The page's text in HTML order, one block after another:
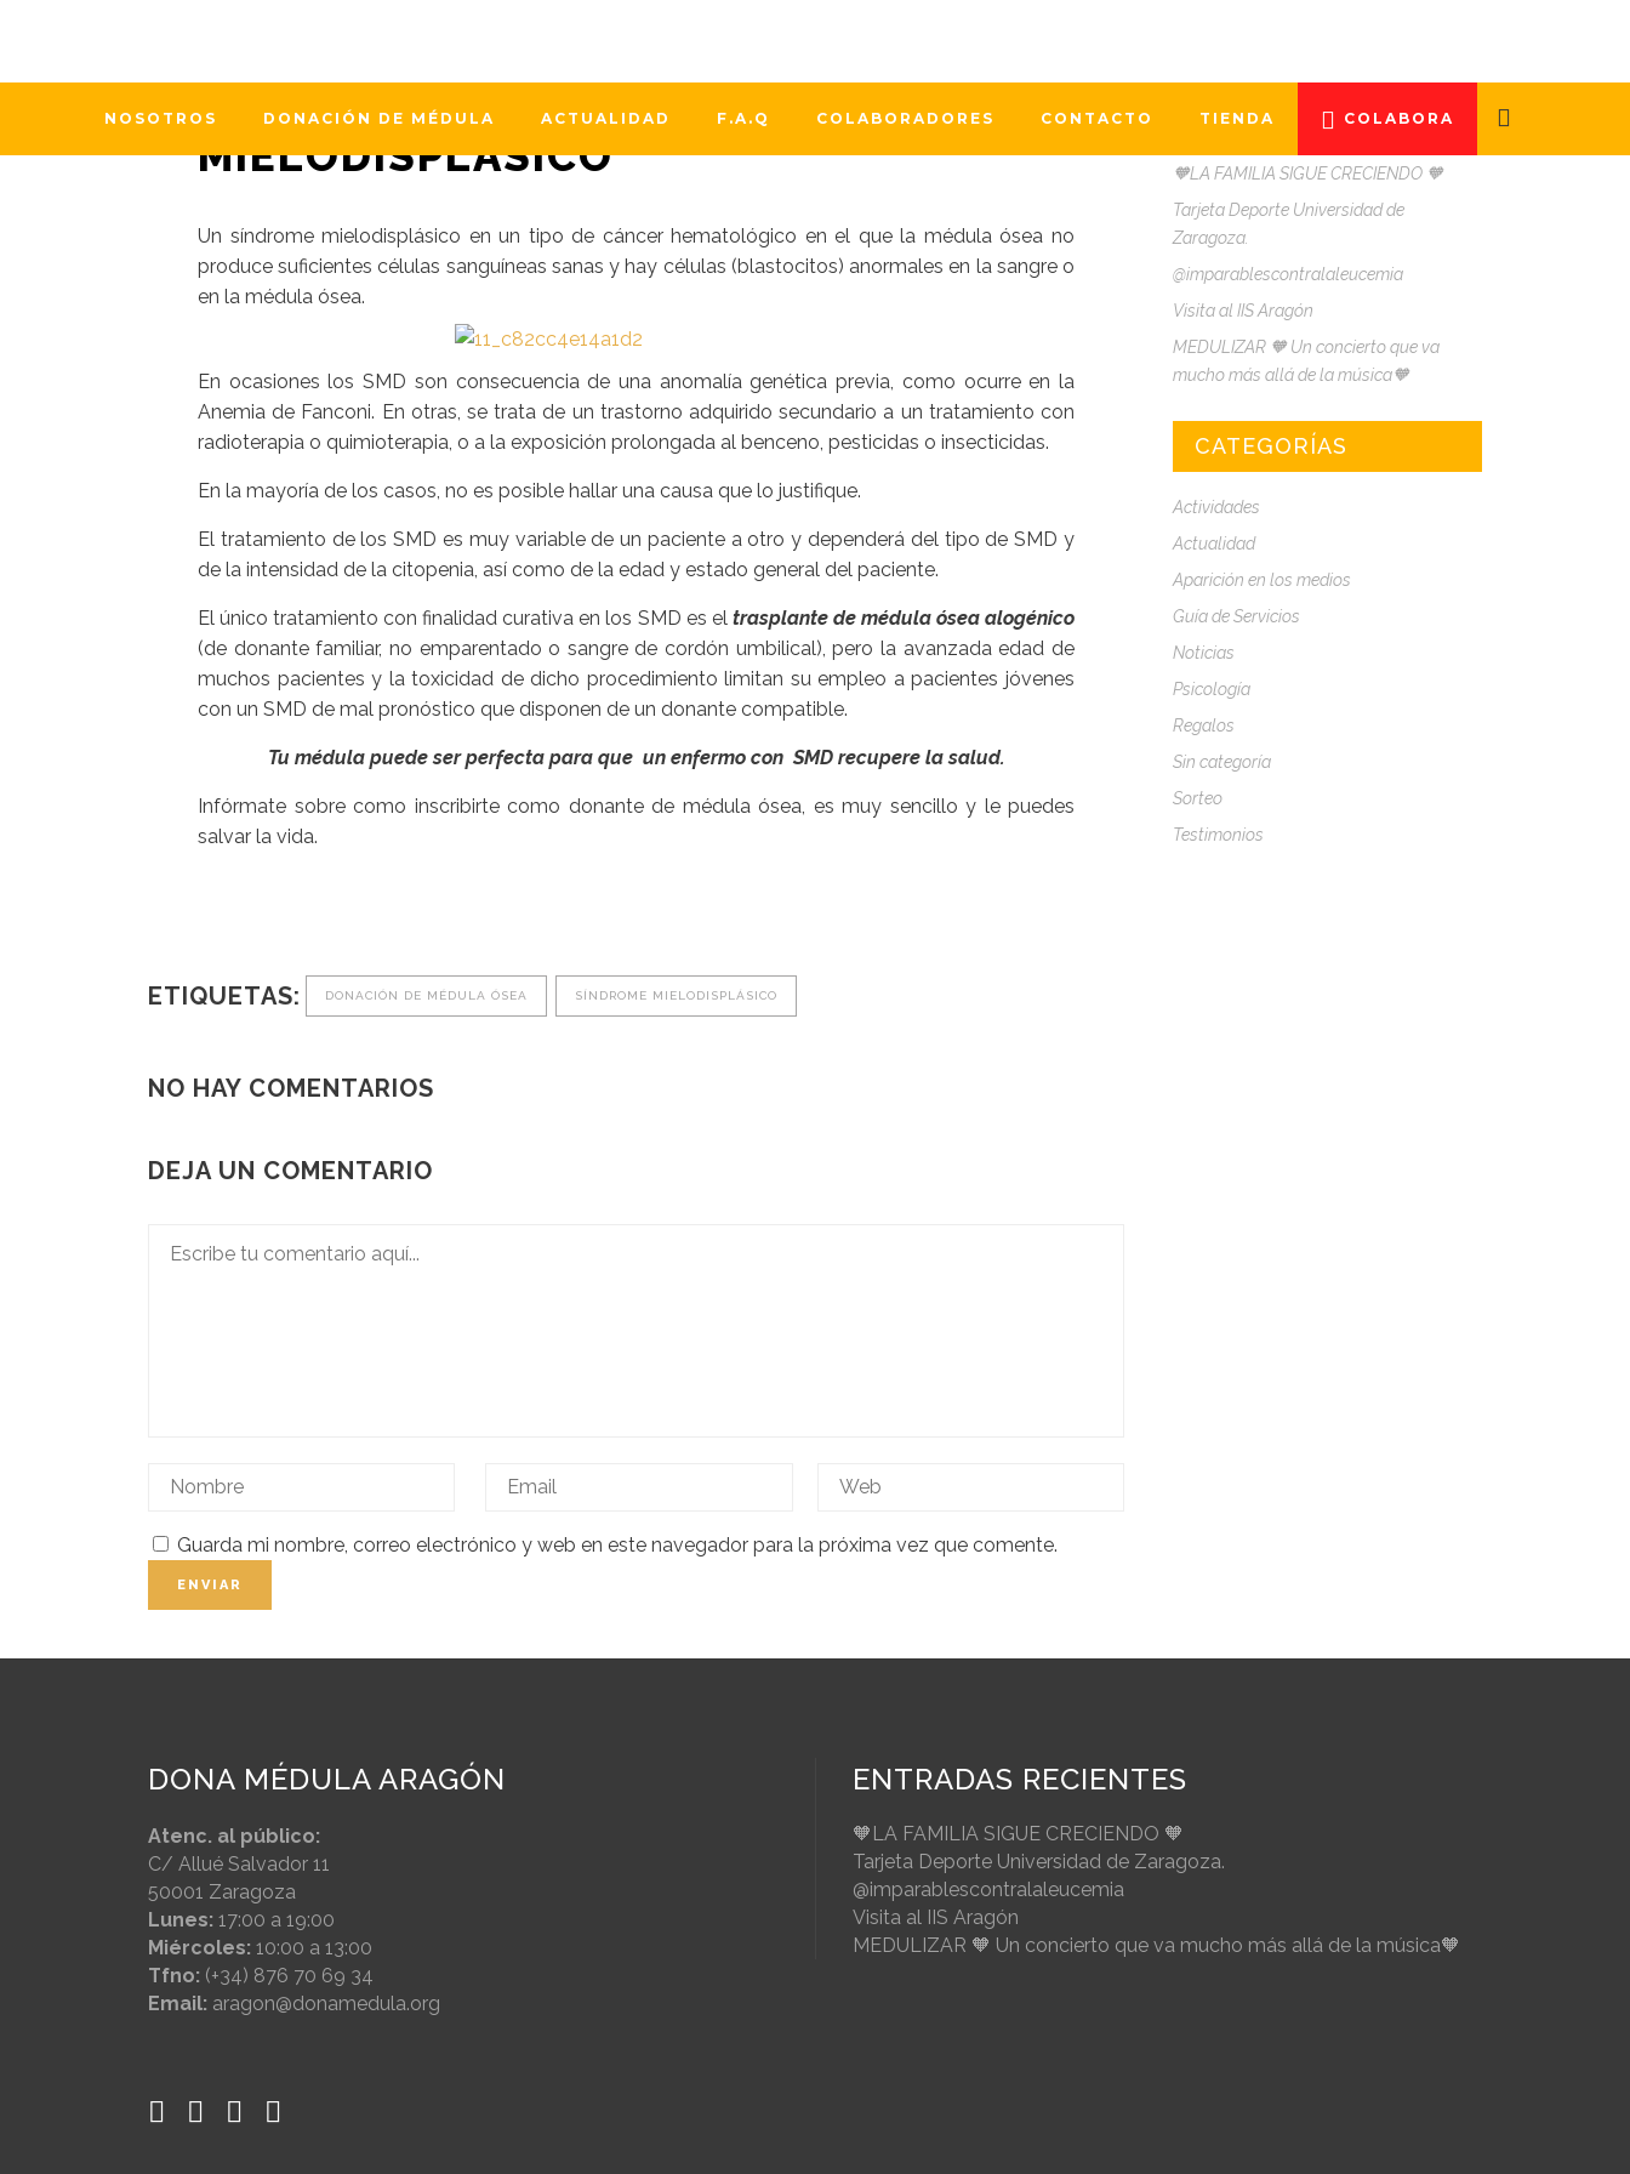
NOSOTROS DONACIÓN DE MÉDULA ACTUALIDAD F.A.Q COLABORADORES CONTACTO TIENDA COLABORA
DÍA MUNDIAL DEL SÍNDROME
MIELODISPLÁSICO
Un síndrome mielodisplásico en un tipo de cáncer hematológico en el que la médula ósea no
produce suficientes células sanguíneas sanas y hay células (blastocitos) anormales en la sangre o
en la médula ósea.
En ocasiones los SMD son consecuencia de una anomalía genética previa, como ocurre en la
Anemia de Fanconi. En otras, se trata de un trastorno adquirido secundario a un tratamiento con
radioterapia o quimioterapia, o a la exposición prolongada al benceno, pesticidas o insecticidas.
En la mayoría de los casos, no es posible hallar una causa que lo justifique.
El tratamiento de los SMD es muy variable de un paciente a otro y dependerá del tipo de SMD y
de la intensidad de la citopenia, así como de la edad y estado general del paciente.
El único tratamiento con finalidad curativa en los SMD es el trasplante de médula ósea alogénico
(de donante familiar, no emparentado o sangre de cordón umbilical), pero la avanzada edad de
muchos pacientes y la toxicidad de dicho procedimiento limitan su empleo a pacientes jóvenes
con un SMD de mal pronóstico que disponen de un donante compatible.
Tu médula puede ser perfecta para que un enfermo con SMD recupere la salud.
Infórmate sobre como inscribirte como donante de médula ósea, es muy sencillo y le puedes
salvar la vida.
ETIQUETAS: DONACIÓN DE MÉDULA ÓSEA SÍNDROME MIELODISPLÁSICO
NO HAY COMENTARIOS
DEJA UN COMENTARIO
Guarda mi nombre, correo electrónico y web en este navegador para la próxima vez que comente.
ENTRADAS
RECIENTES
🧡LA FAMILIA SIGUE CRECIENDO 🧡
Tarjeta Deporte Universidad de
Zaragoza.
@imparablescontralaleucemia
Visita al IIS Aragón
MEDULIZAR 🧡 Un concierto que va
mucho más allá de la música🧡
CATEGORÍAS
Actividades
Actualidad
Aparición en los medios
Guía de Servicios
Noticias
Psicología
Regalos
Sin categoría
Sorteo
Testimonios
DONA MÉDULA ARAGÓN
Atenc. al público:
C/ Allué Salvador 11
50001 Zaragoza
Lunes: 17:00 a 19:00
Miércoles: 10:00 a 13:00
Tfno: (+34) 876 70 69 34
Email: aragon@donamedula.org
ENTRADAS RECIENTES
🧡LA FAMILIA SIGUE CRECIENDO 🧡
Tarjeta Deporte Universidad de Zaragoza.
@imparablescontralaleucemia
Visita al IIS Aragón
MEDULIZAR 🧡 Un concierto que va mucho más allá de la música🧡